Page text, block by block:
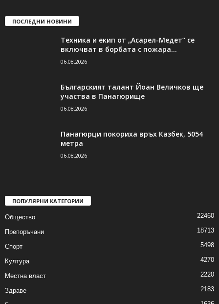
ПОСЛЕДНИ НОВИНИ
Техника и екип от „Асарел-Медет“ се
включват в борбата с пожара...
06.08.2026
Българският талант Йоан Величков ще
участва в Панагюрище
06.08.2026
Панагюрци покориха връх Казбек, 5054
метра
06.08.2026
ПОПУЛЯРНИ КАТЕГОРИИ
Общество 22460
Препоръчани 18713
Спорт 5498
Култура 4270
Местна власт 2220
Здраве 2183